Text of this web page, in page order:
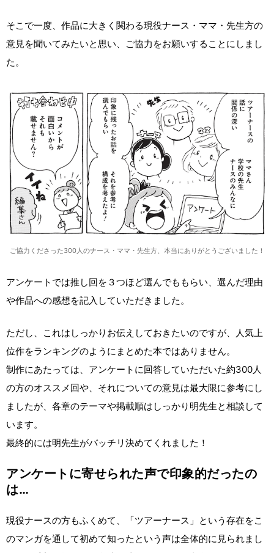
そこで一度、作品に大きく関わる現役ナース・ママ・先生方の
意見を聞いてみたいと思い、ご協力をお願いすることにしまし
た。
ご協力くださった300人のナース・ママ・先生方、本当にありがとうございました！
アンケートでは推し回を３つほど選んでももらい、選んだ理由
や作品への感想を記入していただきました。
ただし、これはしっかりお伝えしておきたいのですが、人気上
位作をランキングのようにまとめた本ではありません。
制作にあたっては、アンケートに回答していただいた約300人
の方のオススメ回や、それについての意見は最大限に参考にし
ましたが、各章のテーマや掲載順はしっかり明先生と相談して
います。
最終的には明先生がバッチリ決めてくれました！
アンケートに寄せられた声で印象的だったの
は…
現役ナースの方もふくめて、「ツアーナース」という存在をこ
のマンガを通して初めて知ったという声は全体的に見られまし